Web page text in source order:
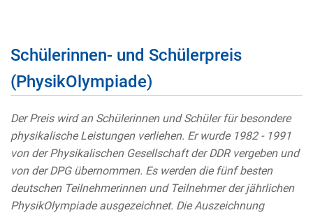
Schülerinnen- und Schülerpreis
(PhysikOlympiade)
Der Preis wird an Schülerinnen und Schüler für besondere
physikalische Leistungen verliehen. Er wurde 1982 - 1991
von der Physikalischen Gesellschaft der DDR vergeben und
von der DPG übernommen. Es werden die fünf besten
deutschen Teilnehmerinnen und Teilnehmer der jährlichen
PhysikOlympiade ausgezeichnet. Die Auszeichnung